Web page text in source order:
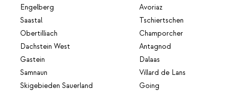
Engelberg
Saastal
Obertilliach
Dachstein West
Gastein
Samnaun
Skigebieden Sauerland
Avoriaz
Tschiertschen
Champorcher
Antagnod
Dalaas
Villard de Lans
Going